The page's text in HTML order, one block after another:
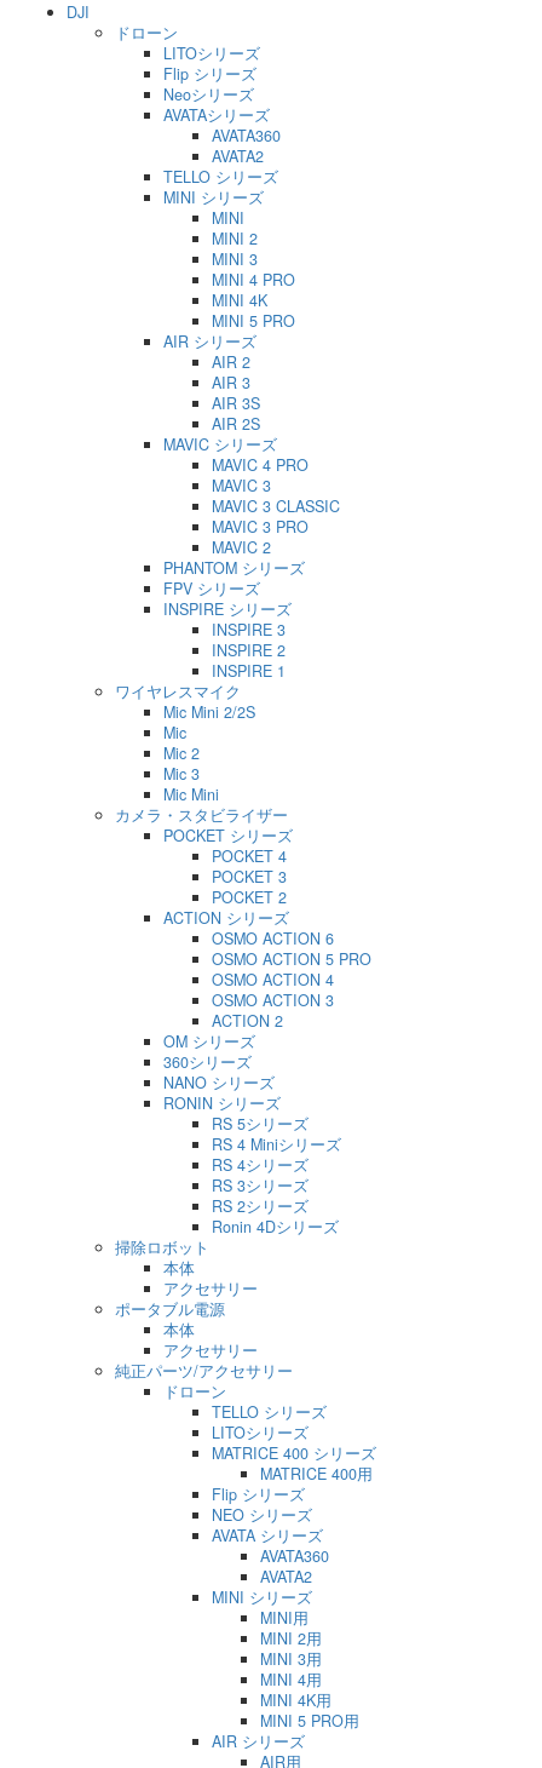
DJI
ドローン
LITOシリーズ
Flip シリーズ
Neoシリーズ
AVATAシリーズ
AVATA360
AVATA2
TELLO シリーズ
MINI シリーズ
MINI
MINI 2
MINI 3
MINI 4 PRO
MINI 4K
MINI 5 PRO
AIR シリーズ
AIR 2
AIR 3
AIR 3S
AIR 2S
MAVIC シリーズ
MAVIC 4 PRO
MAVIC 3
MAVIC 3 CLASSIC
MAVIC 3 PRO
MAVIC 2
PHANTOM シリーズ
FPV シリーズ
INSPIRE シリーズ
INSPIRE 3
INSPIRE 2
INSPIRE 1
ワイヤレスマイク
Mic Mini 2/2S
Mic
Mic 2
Mic 3
Mic Mini
カメラ・スタビライザー
POCKET シリーズ
POCKET 4
POCKET 3
POCKET 2
ACTION シリーズ
OSMO ACTION 6
OSMO ACTION 5 PRO
OSMO ACTION 4
OSMO ACTION 3
ACTION 2
OM シリーズ
360シリーズ
NANO シリーズ
RONIN シリーズ
RS 5シリーズ
RS 4 Miniシリーズ
RS 4シリーズ
RS 3シリーズ
RS 2シリーズ
Ronin 4Dシリーズ
掃除ロボット
本体
アクセサリー
ポータブル電源
本体
アクセサリー
純正パーツ/アクセサリー
ドローン
TELLO シリーズ
LITOシリーズ
MATRICE 400 シリーズ
MATRICE 400用
Flip シリーズ
NEO シリーズ
AVATA シリーズ
AVATA360
AVATA2
MINI シリーズ
MINI用
MINI 2用
MINI 3用
MINI 4用
MINI 4K用
MINI 5 PRO用
AIR シリーズ
AIR用